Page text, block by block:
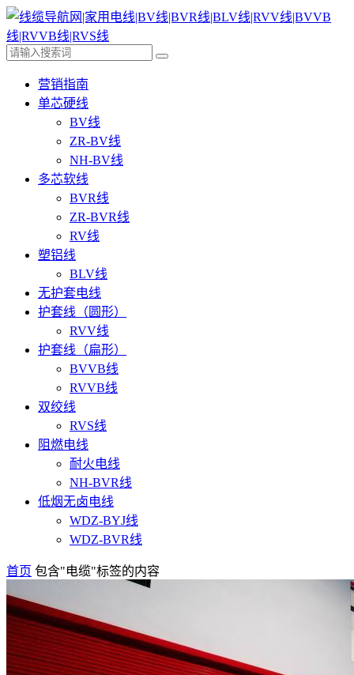
营销指南
单芯硬线
BV线
ZR-BV线
NH-BV线
多芯软线
BVR线
ZR-BVR线
RV线
塑铝线
BLV线
无护套电线
护套线（圆形）
RVV线
护套线（扁形）
BVVB线
RVVB线
双绞线
RVS线
阻燃电线
耐火电线
NH-BVR线
低烟无卤电线
WDZ-BYJ线
WDZ-BVR线
首页 包含"电缆"标签的内容